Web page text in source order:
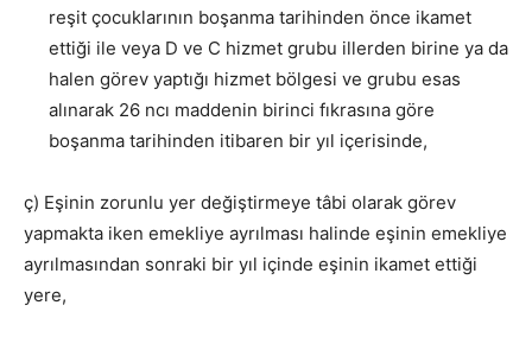
reşit çocuklarının boşanma tarihinden önce ikamet
ettiği ile veya D ve C hizmet grubu illerden birine ya da
halen görev yaptığı hizmet bölgesi ve grubu esas
alınarak 26 ncı maddenin birinci fıkrasına göre
boşanma tarihinden itibaren bir yıl içerisinde,
ç) Eşinin zorunlu yer değiştirmeye tâbi olarak görev
yapmakta iken emekliye ayrılması halinde eşinin emekliye
ayrılmasından sonraki bir yıl içinde eşinin ikamet ettiği
yere,